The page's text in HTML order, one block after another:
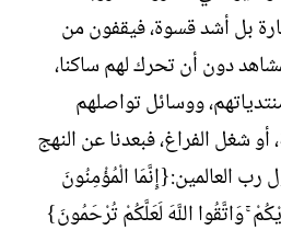
بل أشد قسوة، فيقفون من
دون أن تحرك لهم ساكنا،
ووسائل تواصلهم
أو شغل الفراغ، فبعدنا عن النهج
العالمين:{إِنَّمَا الْمُؤْمِنُونَ
وَاتَّقُوا اللَّهَ لَعَلَّكُمْ تُرْحَمُونَ}